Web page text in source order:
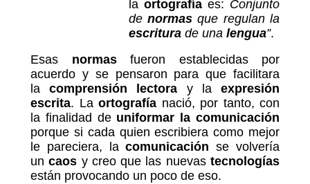
la ortografíaes: Conjunto
de normasque regulan la
escriturade una lengua”.
Esas normasfueron establecidas por
acuerdo y se pensaron para que facilitara
lacomprensión lectora y laexpresión
escrita. La ortografía nació, por tanto, con
la finalidad de uniformar la comunicación
porque si cada quien escribiera como mejor
le pareciera, lacomunicación se volvería
uncaos y creo que las nuevastecnologías
están provocando un poco de eso.